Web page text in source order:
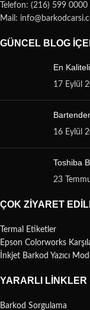
Telefon: (216) 599 0000
Mail:
GÜNCEL BLOG
En
17 Eylül
16 Eylül
Toshiba
23
ÇOK ZIYARET
Termal Etiketler
Epson Colorworks
İnkjet Barkod Yazıcı
YARARLI LINKLER
Barkod Sorgulama